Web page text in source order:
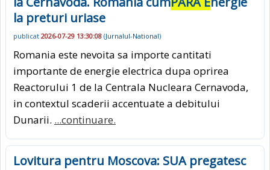
la preturi uriase
publicat 2026-07-29 13:30:08 (Jurnalul-National)
Romania este nevoita sa importe cantitati
importante de energie electrica dupa oprirea
Reactorului 1 de la Centrala Nucleara Cernavoda,
in contextul scaderii accentuate a debitului
Dunarii. ...continuare.
Lovitura pentru Moscova: SUA pregatesc